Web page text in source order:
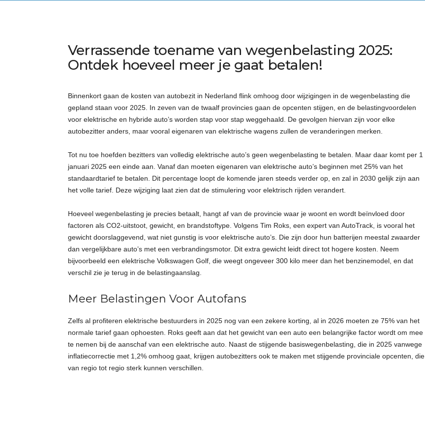
Verrassende toename van wegenbelasting 2025:
Ontdek hoeveel meer je gaat betalen!
Binnenkort gaan de kosten van autobezit in Nederland flink omhoog door wijzigingen in de wegenbelasting die
gepland staan voor 2025. In zeven van de twaalf provincies gaan de opcenten stijgen, en de belastingvoordelen
voor elektrische en hybride auto’s worden stap voor stap weggehaald. De gevolgen hiervan zijn voor elke
autobezitter anders, maar vooral eigenaren van elektrische wagens zullen de veranderingen merken.
Tot nu toe hoefden bezitters van volledig elektrische auto’s geen wegenbelasting te betalen. Maar daar komt per 1
januari 2025 een einde aan. Vanaf dan moeten eigenaren van elektrische auto’s beginnen met 25% van het
standaardtarief te betalen. Dit percentage loopt de komende jaren steeds verder op, en zal in 2030 gelijk zijn aan
het volle tarief. Deze wijziging laat zien dat de stimulering voor elektrisch rijden verandert.
Hoeveel wegenbelasting je precies betaalt, hangt af van de provincie waar je woont en wordt beïnvloed door
factoren als CO2-uitstoot, gewicht, en brandstoftype. Volgens Tim Roks, een expert van AutoTrack, is vooral het
gewicht doorslaggevend, wat niet gunstig is voor elektrische auto’s. Die zijn door hun batterijen meestal zwaarder
dan vergelijkbare auto’s met een verbrandingsmotor. Dit extra gewicht leidt direct tot hogere kosten. Neem
bijvoorbeeld een elektrische Volkswagen Golf, die weegt ongeveer 300 kilo meer dan het benzinemodel, en dat
verschil zie je terug in de belastingaanslag.
Meer Belastingen Voor Autofans
Zelfs al profiteren elektrische bestuurders in 2025 nog van een zekere korting, al in 2026 moeten ze 75% van het
normale tarief gaan ophoesten. Roks geeft aan dat het gewicht van een auto een belangrijke factor wordt om mee
te nemen bij de aanschaf van een elektrische auto. Naast de stijgende basiswegenbelasting, die in 2025 vanwege
inflatiecorrectie met 1,2% omhoog gaat, krijgen autobezitters ook te maken met stijgende provinciale opcenten, die
van regio tot regio sterk kunnen verschillen.